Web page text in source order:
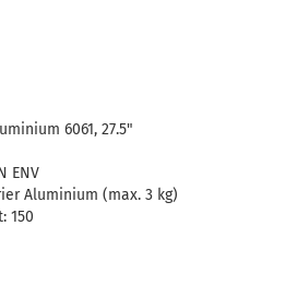
6061, 27.5"
ENV
Aluminium (max. 3 kg)
150